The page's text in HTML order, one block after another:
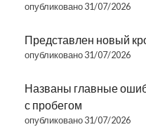
опубликовано 31/07/2026
Представлен новый
опубликовано 31/07/2026
Названы главные
с пробегом
опубликовано 31/07/2026